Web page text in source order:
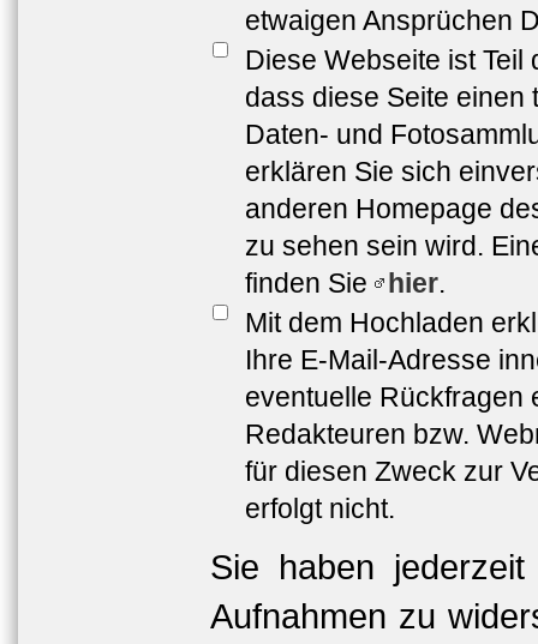
etwaigen Ansprüchen
Diese Webseite ist Teil
dass diese Seite einen
Daten- und
erklären Sie sich
anderen Homepage
zu sehen sein wird.
finden Sie
hier.
Mit dem Hochladen
Ihre E-Mail-Adresse
eventuelle Rückfragen
Redakteuren bzw.
für diesen Zweck zur
erfolgt nicht.
Sie haben
Aufnahmen zu